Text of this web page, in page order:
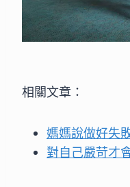
相關文章：
媽媽說做好失
對自己嚴苛才